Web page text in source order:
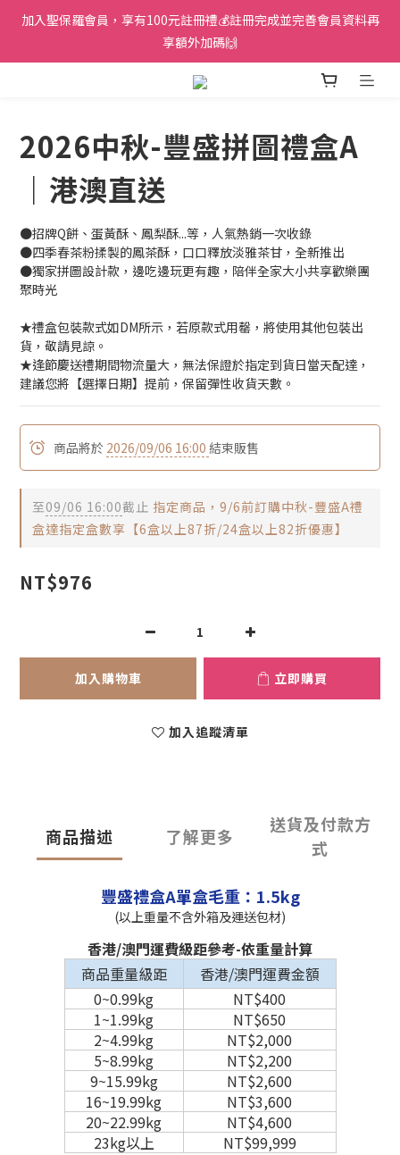
加入聖保羅會員，享有100元註冊禮💰註冊完成並完善會員資料再
享額外加碼🙌
2026中秋-豐盛拼圖禮盒A
｜港澳直送
●招牌Q餅、蛋黃酥、鳳梨酥...等，人氣熱銷一次收錄
●四季春茶粉揉製的鳳茶酥，口口釋放淡雅茶甘，全新推出
●獨家拼圖設計款，邊吃邊玩更有趣，陪伴全家大小共享歡樂團
聚時光
★禮盒包裝款式如DM所示，若原款式用罄，將使用其他包裝出
貨，敬請見諒。
★逢節慶送禮期間物流量大，無法保證於指定到貨日當天配達，
建議您將【選擇日期】提前，保留彈性收貨天數。
商品將於 2026/09/06 16:00 結束販售
至09/06 16:00截止 指定商品，9/6前訂購中秋-豐盛A禮
盒達指定盒數享【6盒以上87折/24盒以上82折優惠】
NT$976
加入購物車 立即購買
加入追蹤清單
商品描述 了解更多
送貨及付款方
式
豐盛禮盒A單盒毛重：1.5kg
(以上重量不含外箱及運送包材)
香港/澳門運費級距參考-依重量計算
商品重量級距
香港/澳門運費金額
0~0.99kg
NT$400
1~1.99kg
NT$650
2~4.99kg
NT$2,000
5~8.99kg
NT$2,200
9~15.99kg
NT$2,600
16~19.99kg
NT$3,600
20~22.99kg
NT$4,600
23kg以上
NT$99,999